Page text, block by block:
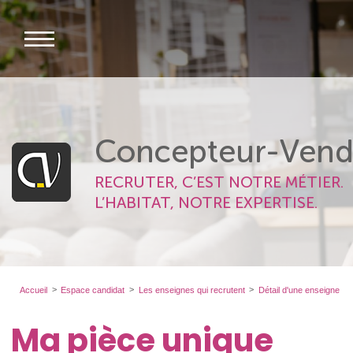
Concepteur-
RECRUTER, C’EST NOTRE MÉTIER.
L’HABITAT, NOTRE EXPERTISE.
Accueil Espace candidat Les enseignes qui recrutent Détail d'une enseigne
Ma pièce unique